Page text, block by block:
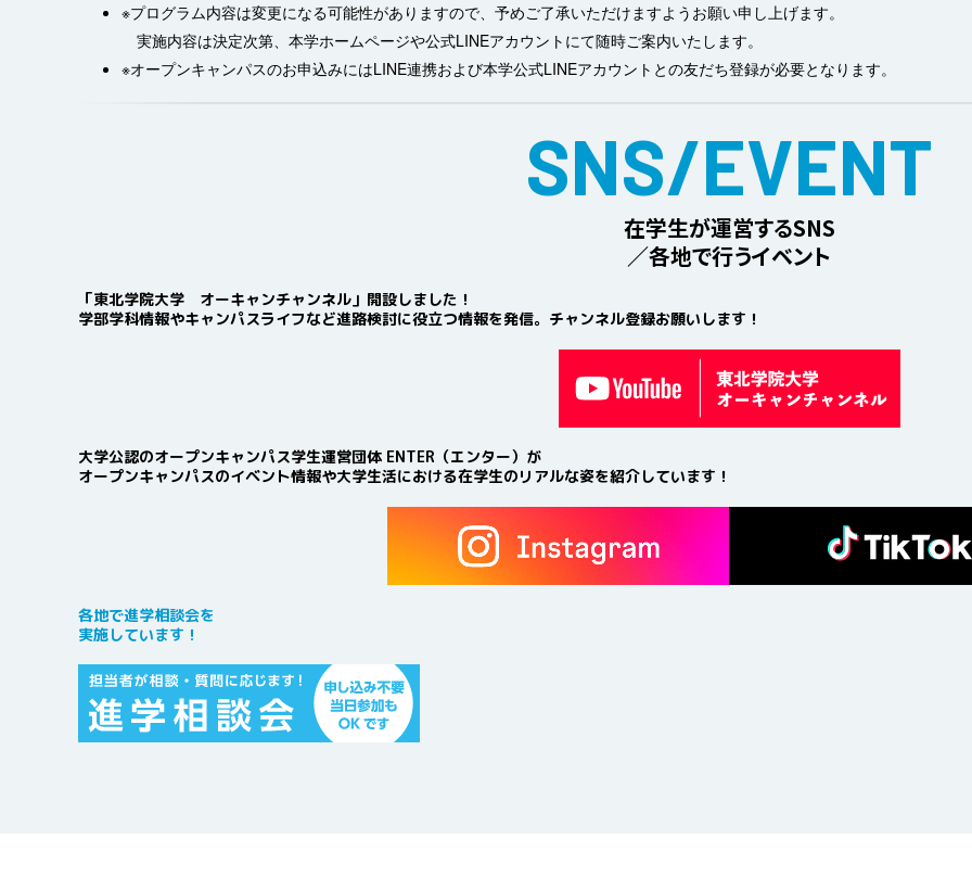
※プログラム内容は変更になる可能性がありますので、予めご了承いただけますようお願い申し上げます。
実施内容は決定次第、本学ホームページや公式LINEアカウントにて随時ご案内いたします。
※オープンキャンパスのお申込みにはLINE連携および本学公式LINEアカウントとの友だち登録が必要となります。
SNS/EVENT
在学生が運営するSNS
／各地で行うイベント
「東北学院大学 オーキャンチャンネル」開設しました！
学部学科情報やキャンパスライフなど進路検討に役立つ情報を発信。チャンネル登録お願いします！
大学公認のオープンキャンパス学生運営団体 ENTER（エンター）が
オープンキャンパスのイベント情報や大学生活における在学生のリアルな姿を紹介しています！
各地で進学相談会を
実施しています！